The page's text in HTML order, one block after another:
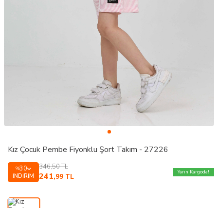
Kız Çocuk Pembe Fiyonklu Şort Takım - 27226
%30
İNDIRIM
346,50TL
241,99 TL
Yarın Kargoda!